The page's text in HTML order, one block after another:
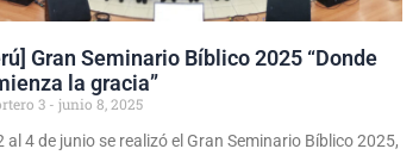
Gran Seminario Bíblico 2025 “Donde
la gracia”
3
junio 8, 2025
al 4 de junio se realizó el Gran Seminario Bíblico 2025,